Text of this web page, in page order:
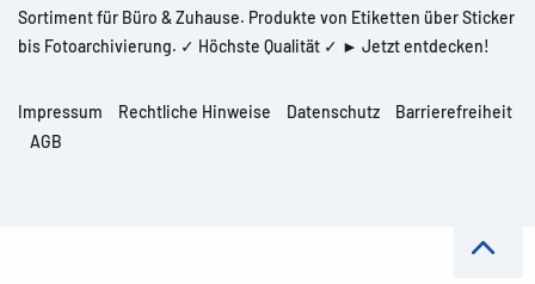
Sortiment für Büro & Zuhause. Produkte von Etiketten über Sticker
bis Fotoarchivierung. ✓ Höchste Qualität ✓ ► Jetzt entdecken!
Impressum Rechtliche Hinweise Datenschutz
Barrierefreiheit
AGB